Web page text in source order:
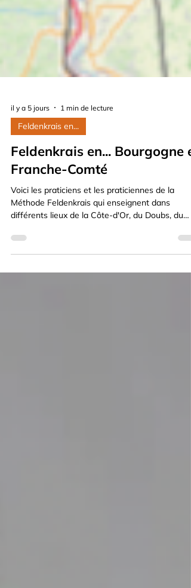
il y a 5 jours 1 min de lecture
Feldenkrais en...
Feldenkrais en... Bourgogne et
Franche-Comté
Voici les praticiens et les praticiennes de la
différents lieux de la Côte-d'Or, du Doubs, du